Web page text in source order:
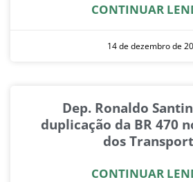
CONTINUAR
14 de dezembro de
Dep. Ronaldo
duplicação da BR 470
dos
CONTINUAR